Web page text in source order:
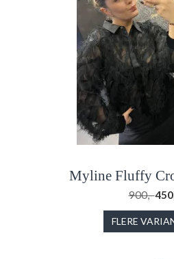
Myline Fluffy
900,-
FLERE